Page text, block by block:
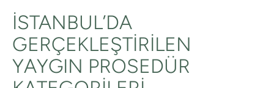
İSTANBUL’DA
GERÇEKLEŞTIRILEN
YAYGIN PROSEDÜR